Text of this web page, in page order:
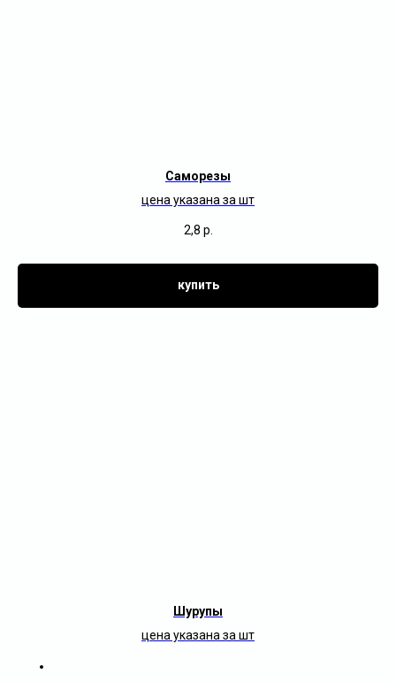
Саморезы
цена указана за шт
2,8 р.
купить
Шурупы
цена указана за шт